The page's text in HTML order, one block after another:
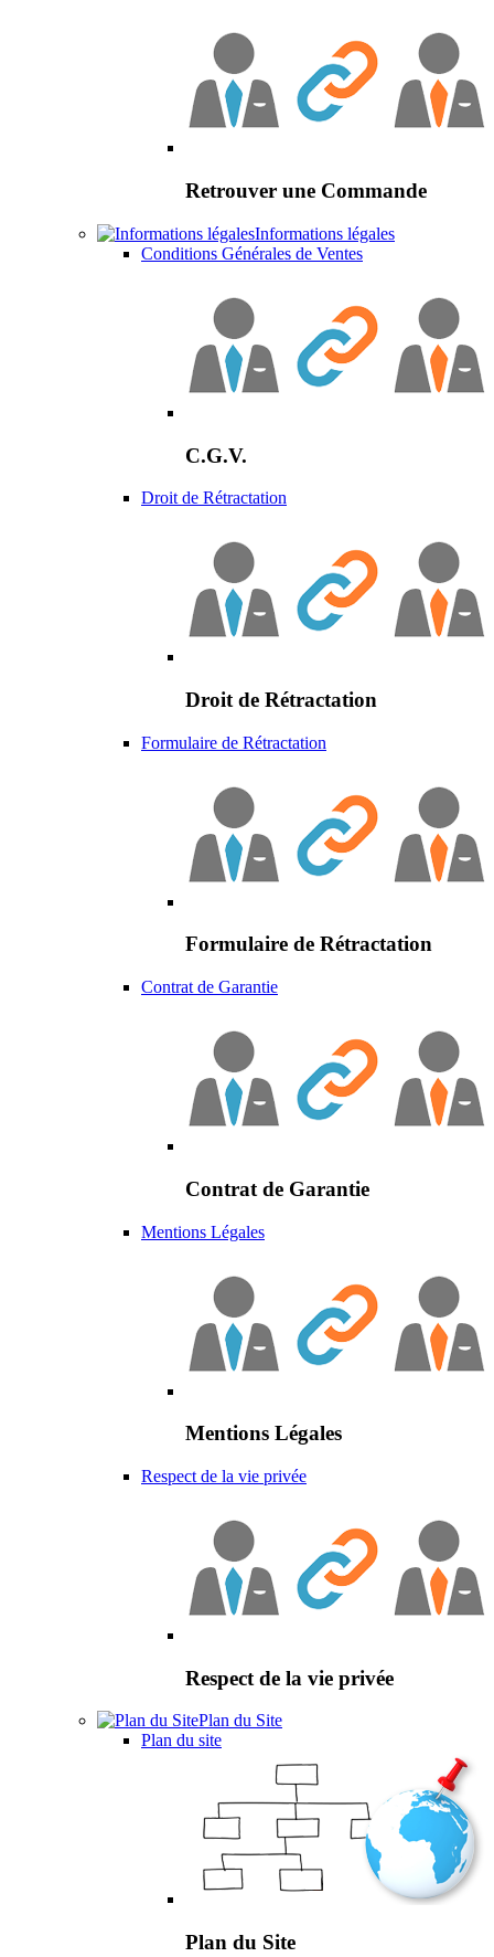
Retrouver une Commande
Informations légales
Conditions Générales de Ventes
C.G.V.
Droit de Rétractation
Droit de Rétractation
Formulaire de Rétractation
Formulaire de Rétractation
Contrat de Garantie
Contrat de Garantie
Mentions Légales
Mentions Légales
Respect de la vie privée
Respect de la vie privée
Plan du Site
Plan du site
Plan du Site